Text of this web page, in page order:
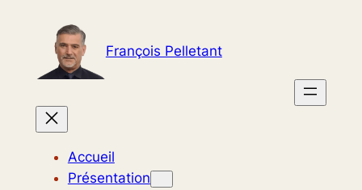
contenu
François Pelletant
Accueil
Présentation